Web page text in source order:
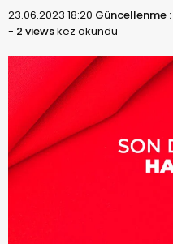
23.06.2023 18:20 Güncellenme :
- 2 viewskez okundu